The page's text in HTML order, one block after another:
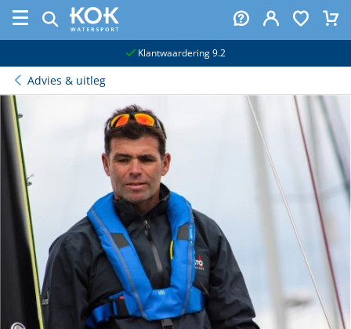
Klantwaardering 9.2
Advies & uitleg